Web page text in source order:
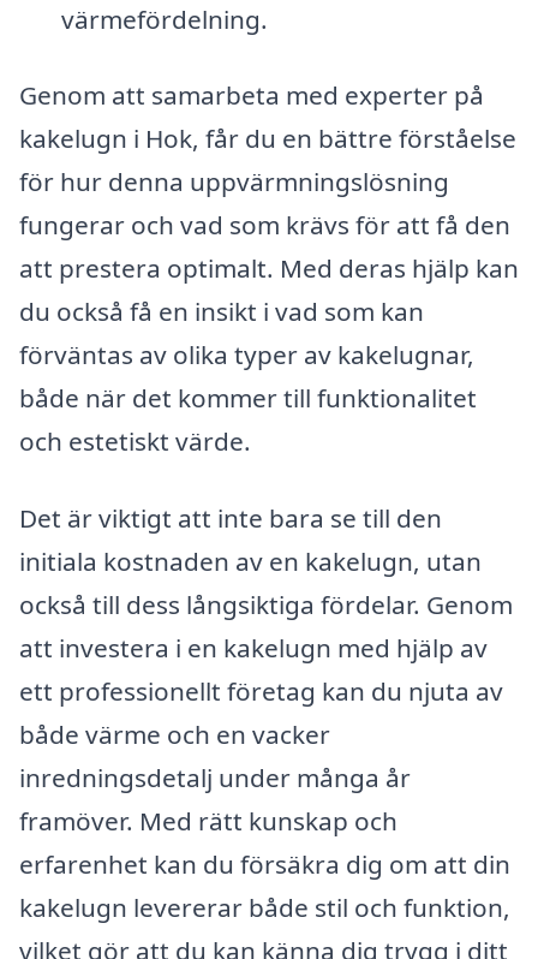
värmefördelning.
Genom att samarbeta med experter på
kakelugn i Hok, får du en bättre förståelse
för hur denna uppvärmningslösning
fungerar och vad som krävs för att få den
att prestera optimalt. Med deras hjälp kan
du också få en insikt i vad som kan
förväntas av olika typer av kakelugnar,
både när det kommer till funktionalitet
och estetiskt värde.
Det är viktigt att inte bara se till den
initiala kostnaden av en kakelugn, utan
också till dess långsiktiga fördelar. Genom
att investera i en kakelugn med hjälp av
ett professionellt företag kan du njuta av
både värme och en vacker
inredningsdetalj under många år
framöver. Med rätt kunskap och
erfarenhet kan du försäkra dig om att din
kakelugn levererar både stil och funktion,
vilket gör att du kan känna dig trygg i ditt